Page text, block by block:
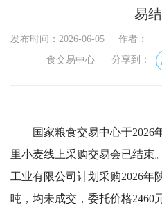
易
发布时间：2026-06-05 作者
食交易中心 分享到：
国家粮食交易中心于2026
里小麦线上采购交易会已结束
工业有限公司计划采购2026年
吨，均未成交，委托价格2460